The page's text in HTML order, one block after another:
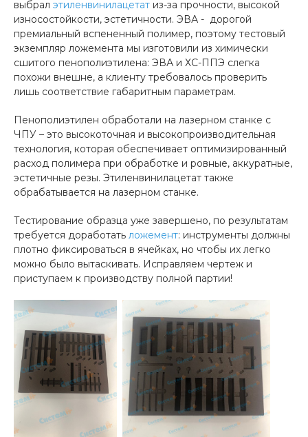
выбрал этиленвинилацетат из-за прочности, высокой
износостойкости, эстетичности. ЭВА - дорогой
премиальный вспененный полимер, поэтому тестовый
экземпляр ложемента мы изготовили из химически
сшитого пенополиэтилена: ЭВА и ХС-ППЭ слегка
похожи внешне, а клиенту требовалось проверить
лишь соответствие габаритным параметрам.
Пенополиэтилен обработали на лазерном станке с
ЧПУ – это высокоточная и высокопроизводительная
технология, которая обеспечивает оптимизированный
расход полимера при обработке и ровные, аккуратные,
эстетичные резы. Этиленвинилацетат также
обрабатывается на лазерном станке.
Тестирование образца уже завершено, по результатам
требуется доработать ложемент: инструменты должны
плотно фиксироваться в ячейках, но чтобы их легко
можно было вытаскивать. Исправляем чертеж и
приступаем к производству полной партии!